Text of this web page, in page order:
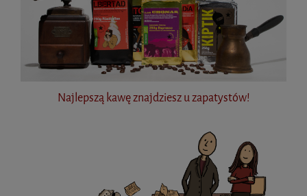
Najlepszą kawę znajdziesz u zapatystów!